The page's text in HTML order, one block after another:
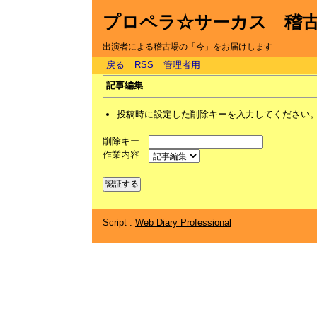
プロペラ☆サーカス 稽
出演者による稽古場の「今」をお届けします
戻る RSS
管理者用
記事編集
投稿時に設定した削除キーを入力してください
削除キー
作業内容
Script : Web Diary Professional